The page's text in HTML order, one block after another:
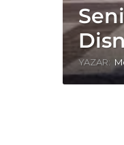
YAZAR: